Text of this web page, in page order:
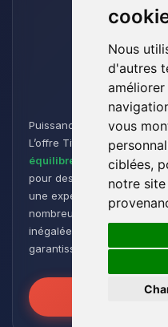
Nous
d'autres
vous
ciblées,
notre
Puissance et Endurance
L’offre Titan est conçue
équilibre parfait entre
pour des
groupes de taille
une expérience de jeu
nombreux plugins et
inégalée pour des
garantissant que vos